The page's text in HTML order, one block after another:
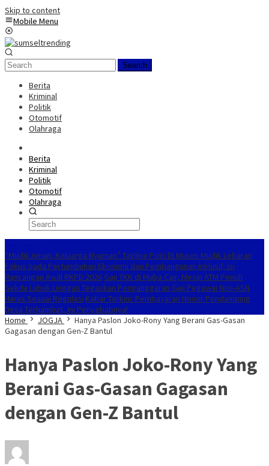
Skip to content
Mobile Menu
Search
Berita
Kriminal
Politik
Otomotif
Olahraga
Berita
Kriminal
Politik
Otomotif
Olahraga
“Mudik Aman, Keluarga Nyaman” Tagline Polri Di Musim Mudik Lebaran
Fokus pada Pertumbuhan Ekonomi dan Pembangunan Inklusif, isi
Rancangan Awal RKPD 2026 Gaji TKK di Muba Cair, Mesin ATM Penuh
Sekda Lubuk Linggau Tegaskan Penganggaran Gaji Pegawai Non-ASN
Harus Sesuai Regulasi Kabar Terkini: Pembayaran Honor Pendamping
Desa Terhambat, Ini Penyebabnya!
Home
JOGJA
Hanya Paslon Joko-Rony Yang Berani Gas-Gasan
Gagasan dengan Gen-Z Bantul
Hanya Paslon Joko-Rony Yang
Berani Gas-Gasan Gagasan
dengan Gen-Z Bantul